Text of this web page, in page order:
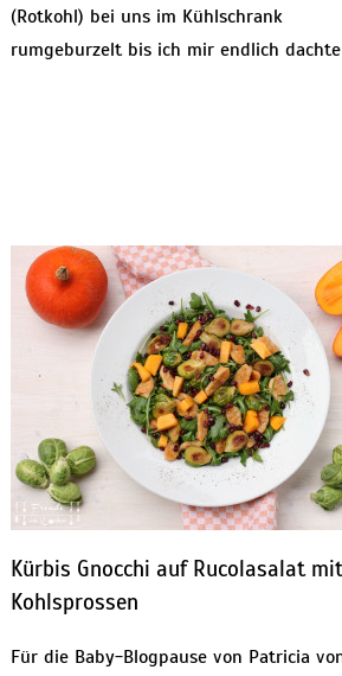
(Rotkohl) bei uns im Kühlschrank
rumgeburzelt bis ich mir endlich dachte
Kürbis Gnocchi auf Rucolasalat mit
Kohlsprossen
Für die Baby-Blogpause von Patricia